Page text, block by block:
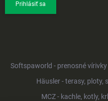
Prihlásiť sa
Softspaworld - prenosné vírivky
Häusler - terasy, ploty,
MCZ - kachle, kotly,